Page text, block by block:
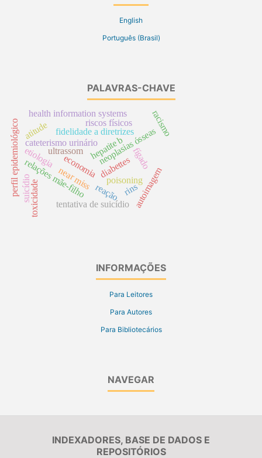
English
Português (Brasil)
PALAVRAS-CHAVE
hepatite b
neoplasias ósseas
poisoning
ultrassom
cateterismo urinário
near miss
fidelidade a diretrizes
relações mãe-filho
riscos físicos
autoimagem
perfil epidemiológico economia
suicídio
tentativa de suicídio
reação
diabettes
toxicidade
fígado
rins
health information systems racismo
atitude
etiologia
INFORMAÇÕES
Para Leitores
Para Autores
Para Bibliotecários
NAVEGAR
INDEXADORES, BASE DE DADOS E
REPOSITÓRIOS